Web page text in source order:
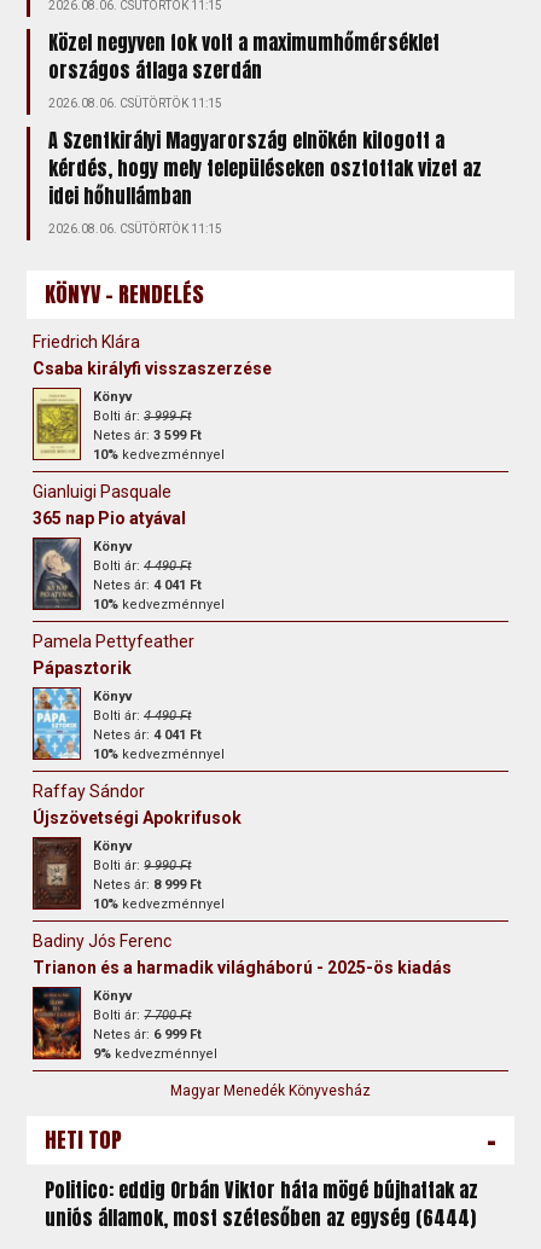
2026.08.06. CSÜTÖRTÖK 11:15
Közel negyven fok volt a maximumhőmérséklet
országos átlaga szerdán
2026.08.06. CSÜTÖRTÖK 11:15
A Szentkirályi Magyarország elnökén kifogott a
kérdés, hogy mely településeken osztottak vizet az
idei hőhullámban
2026.08.06. CSÜTÖRTÖK 11:15
KÖNYV - RENDELÉS
Friedrich Klára
Csaba királyfi visszaszerzése
Könyv
Bolti ár:3 999 Ft
Netes ár:3 599 Ft
10% kedvezménnyel
Gianluigi Pasquale
365 nap Pio atyával
Könyv
Bolti ár:4 490 Ft
Netes ár:4 041 Ft
10% kedvezménnyel
Pamela Pettyfeather
Pápasztorik
Könyv
Bolti ár:4 490 Ft
Netes ár:4 041 Ft
10% kedvezménnyel
Raffay Sándor
Újszövetségi Apokrifusok
Könyv
Bolti ár:9 990 Ft
Netes ár: 8 999 Ft
10% kedvezménnyel
Badiny Jós Ferenc
Trianon és a harmadik világháború - 2025-ös kiadás
Könyv
Bolti ár:7 700 Ft
Netes ár: 6 999 Ft
9% kedvezménnyel
Magyar Menedék Könyvesház
HETI TOP -
Politico: eddig Orbán Viktor háta mögé bújhattak az
uniós államok, most szétesőben az egység (6444)